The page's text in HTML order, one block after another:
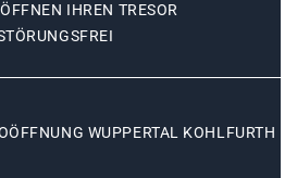
IHREN TRESOR
WUPPERTAL KOHLFURTH